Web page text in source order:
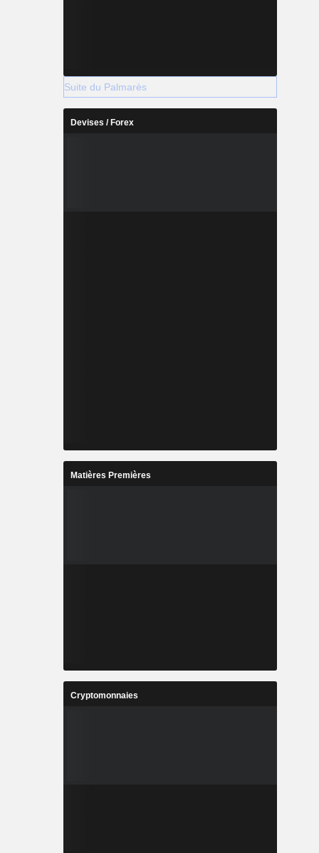
Suite du Palmarès
Devises / Forex
Matières Premières
Cryptomonnaies